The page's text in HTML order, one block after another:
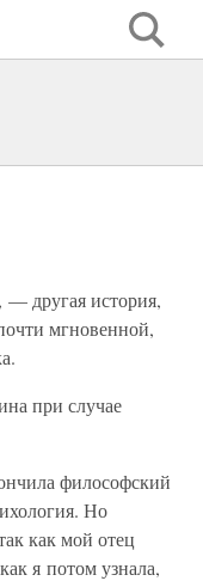
другая история,
мгновенной,
при случае
философский
Но
как мой отец
я потом узнала,